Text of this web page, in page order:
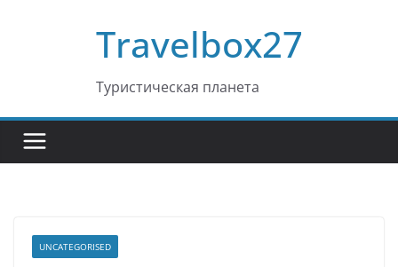
Travelbox27
Туристическая планета
UNCATEGORISED